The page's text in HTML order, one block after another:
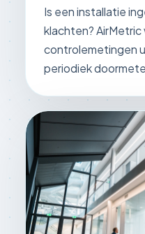
Is een installatie
klachten?
controlemetingen
periodiek